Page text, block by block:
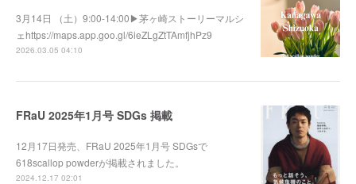
3月14日 （土）9:00-14:00▶︎茅ヶ崎ストーリーマルシ
ェhttps://maps.app.goo.gl/6ieZLgZtTAmfjhPz9
2026.03.05 04:10
FRaU 2025年1月号 SDGs 掲載
12月17日発売、FRaU 2025年1月号 SDGsで
618scallop powderが掲載されました。
2024.12.17 02:01